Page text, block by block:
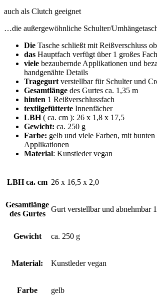
auch als Clutch geeignet
…die außergewöhnliche Schulter/
Die Tasche schließt mit Reißverschluss
das Hauptfach verfügt über 1 großes
viele bezaubernde Applikationen und
handgenähte Details
Tragegurt verstellbar für Schulter und
Gesamtlänge des Gurtes ca. 1,35 m
hinten 1 Reißverschlussfach
textilgefütterte Innenfächer
LBH( ca. cm ): 26 x 1,8 x 17,5
Gewicht: ca. 250 g
Farbe: gelb und viele Farben, mit
Applikationen
Material: Kunstleder vegan
LBH ca. cm 26 x 16,5 x 2,0
Gesamtlänge
des Gurtes
Gurt verstellbar und abnehmbar
Gewicht ca. 250 g
Material: Kunstleder vegan
Farbe gelb